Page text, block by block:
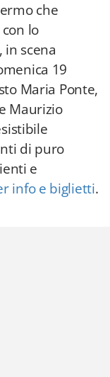
che
lo
scena
19
Maria Ponte,
Maurizio
di puro
e
info e biglietti.